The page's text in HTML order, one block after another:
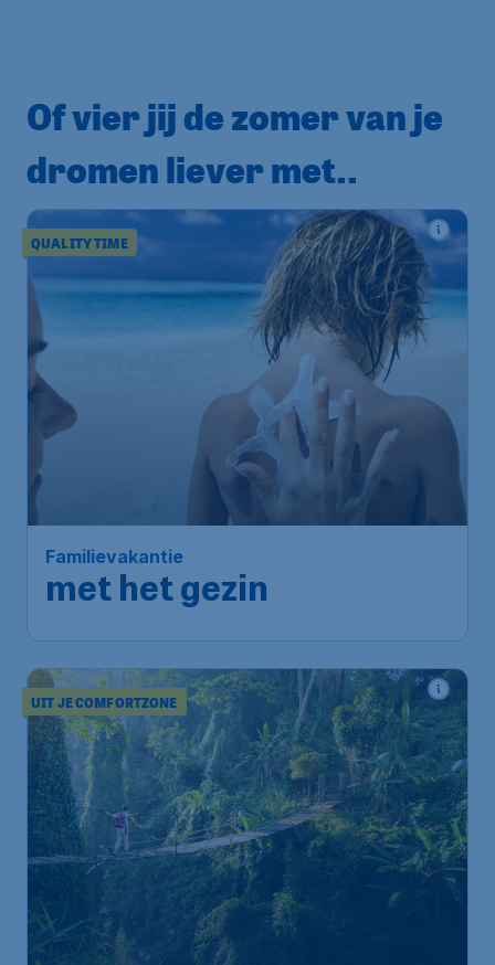
Of vier jij de zomer van je
dromen liever met..
QUALITY TIME
Familievakantie
met het gezin
UIT JE COMFORTZONE